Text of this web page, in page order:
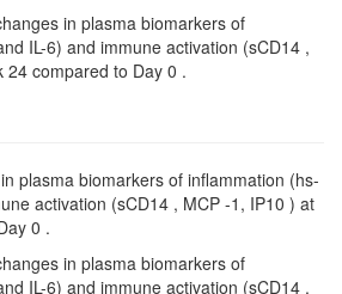
in plasma biomarkers of
IL-6) and immune activation (sCD14 ,
24 compared to Day 0 .
plasma biomarkers of inflammation (hs-
activation (sCD14 , MCP -1, IP10 ) at
0 .
in plasma biomarkers of
IL-6) and immune activation (sCD14 ,